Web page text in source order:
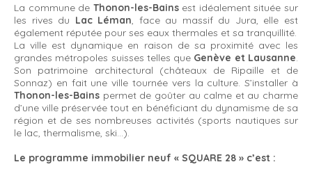
La commune de Thonon-les-Bainsest idéalement située sur
les rives du Lac Léman , face au massif du Jura, elle est
également réputée pour ses eaux thermales et sa tranquillité.
La ville est dynamique en raison de sa proximité avec les
grandes métropoles suisses telles que Genève et Lausanne
Son patrimoine architectural (châteaux de Ripaille et de
Sonnaz) en fait une ville tournée vers la culture. S’installer à
Thonon-les-Bains permet de goûter au calme et au charme
d’une ville préservée tout en bénéficiant du dynamisme de sa
région et de ses nombreuses activités (sports nautiques sur
le lac, thermalisme, ski...).
Le programme immobilier neuf « SQUARE 28 » c’est :